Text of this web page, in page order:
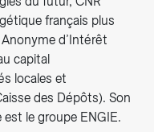
français plus
d’Intérêt
capital
locales et
des Dépôts). Son
le groupe ENGIE.